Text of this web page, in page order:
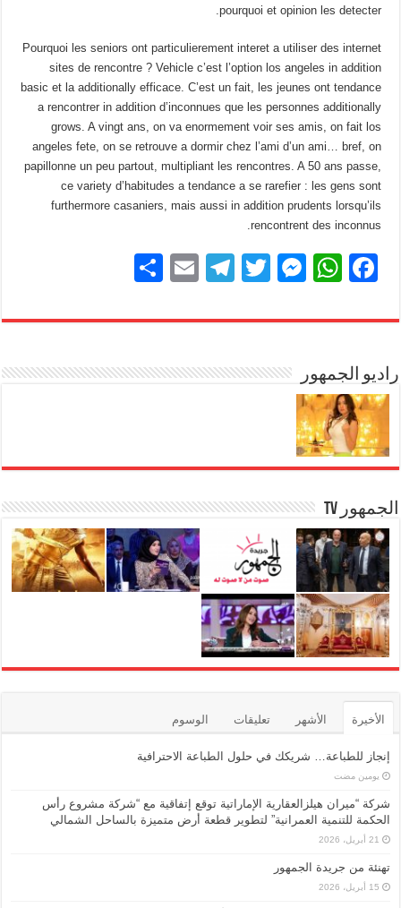
pourquoi et opinion les detecter.
Pourquoi les seniors ont particulierement interet a utiliser des internet
sites de rencontre ? Vehicle c’est l’option los angeles in addition
basic et la additionally efficace. C’est un fait, les jeunes ont tendance
a rencontrer in addition d’inconnues que les personnes additionally
grows. A vingt ans, on va enormement voir ses amis, on fait los
angeles fete, on se retrouve a dormir chez l’ami d’un ami… bref, on
papillonne un peu partout, multipliant les rencontres. A 50 ans passe,
ce variety d’habitudes a tendance a se rarefier : les gens sont
furthermore casaniers, mais aussi in addition prudents lorsqu’ils
rencontrent des inconnus.
F
c
b
o
o
k
W
at
A
p
p
M
ss
n
T
tt
T
e
a
E
ail
ar
راديو الجمهور
الجمهور TV
الأخيرة الأشهر تعليقات الوسوم
إنجاز للطباعة… شريكك في حلول الطباعة الاحترافية
‏يومين مضت
شركة “ميران هيلزالعقارية الإماراتية توقع إتفاقية مع “شركة مشروع رأس
الحكمة للتنمية العمرانية” لتطوير قطعة أرض متميزة بالساحل الشمالي
21 أبريل، 2026
تهنئة من جريدة الجمهور
15 أبريل، 2026